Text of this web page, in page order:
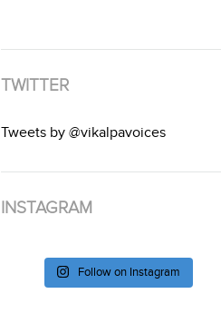
TWITTER
Tweets by @vikalpavoices
INSTAGRAM
Follow on Instagram